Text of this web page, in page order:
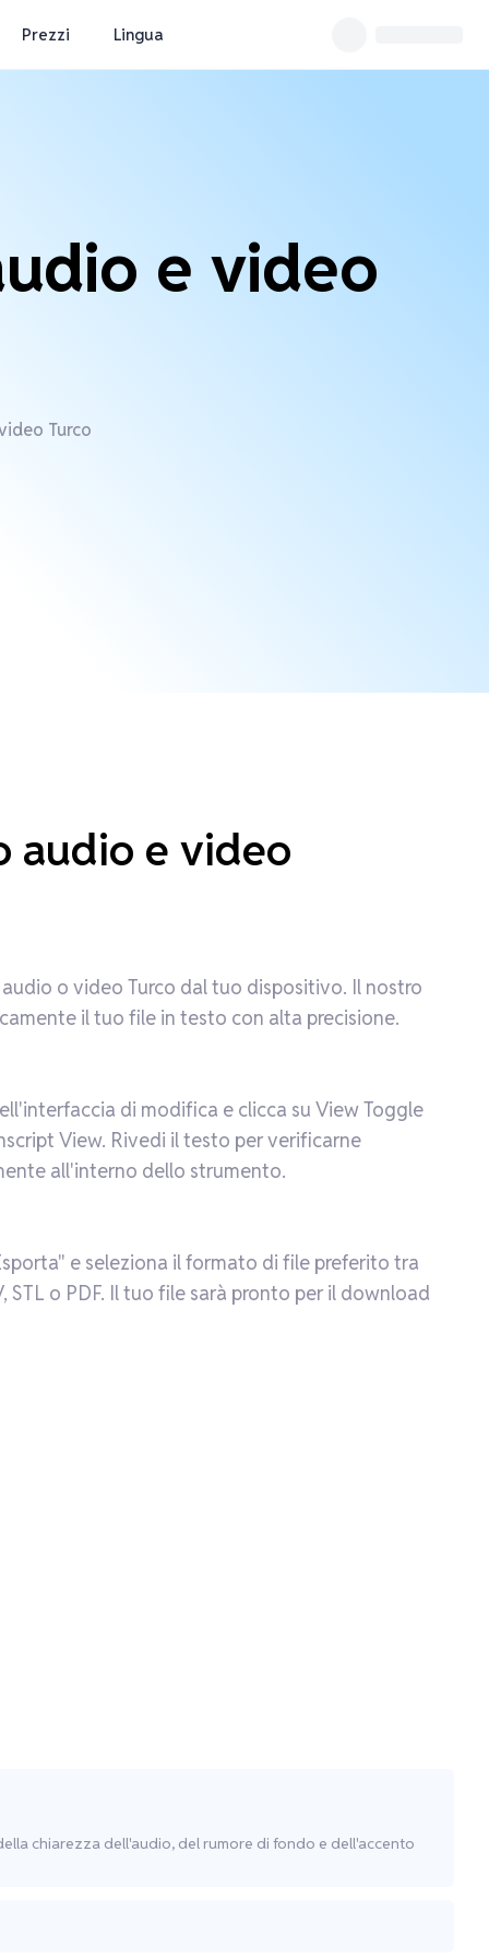
Prezzi Lingua
e video
Turco
audio e video
o video Turco dal tuo dispositivo. Il nostro
il tuo file in testo con alta precisione.
di modifica e clicca su View Toggle
View. Rivedi il testo per verificarne
all'interno dello strumento.
e seleziona il formato di file preferito tra
STL o PDF. Il tuo file sarà pronto per il download
chiarezza dell'audio, del rumore di fondo e dell'accento